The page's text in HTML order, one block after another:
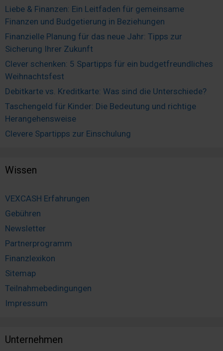
Liebe & Finanzen: Ein Leitfaden für gemeinsame
Finanzen und Budgetierung in Beziehungen
Finanzielle Planung für das neue Jahr: Tipps zur
Sicherung Ihrer Zukunft
Clever schenken: 5 Spartipps für ein budgetfreundliches
Weihnachtsfest
Debitkarte vs. Kreditkarte: Was sind die Unterschiede?
Taschengeld für Kinder: Die Bedeutung und richtige
Herangehensweise
Clevere Spartipps zur Einschulung
Wissen
VEXCASH Erfahrungen
Gebühren
Newsletter
Partnerprogramm
Finanzlexikon
Sitemap
Teilnahmebedingungen
Impressum
Unternehmen